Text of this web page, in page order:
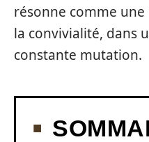
résonne comme une
la convivialité, dans
constante mutation.